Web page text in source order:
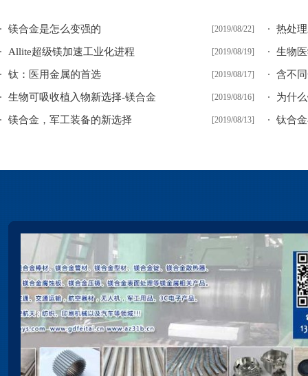
[2019/08/22]
镁合金是怎么变强的 热处
[2019/08/19]
Allite超级镁加速工业化进程 生物
[2019/08/17]
钛：医用金属的首选 含不
[2019/08/16]
生物可吸收植入物新选择-镁合金 为什
[2019/08/13]
镁合金，军工装备的新选择 钛合